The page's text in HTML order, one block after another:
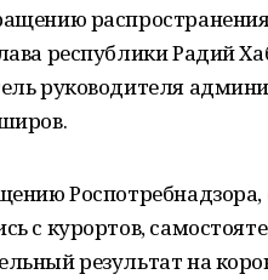
республики Радий
руководителя
с курортов,
результат на